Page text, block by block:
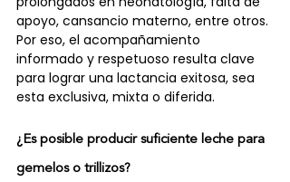
apoyo, cansancio materno, entre otros.
Por eso, el acompañamiento
informado y respetuoso resulta clave
para lograr una lactancia exitosa, sea
esta exclusiva, mixta o diferida.
¿Es posible producir suficiente leche para
gemelos o trillizos?